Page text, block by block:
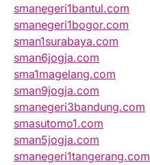
smanegeri1bantul.com
smanegeri1bogor.com
sman1surabaya.com
sman6jogja.com
sma1magelang.com
sman9jogja.com
smanegeri3bandung.com
smasutomo1.com
sman5jogja.com
smanegeri1tangerang.com